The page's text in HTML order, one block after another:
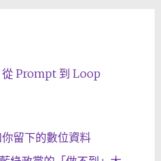
從 Prompt 到 Loop
留下的數位資料